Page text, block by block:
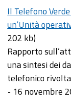
Il Telefono
un’Unità
202 kb)
Rapporto
una sintesi dei
telefonico
- 16 novembre